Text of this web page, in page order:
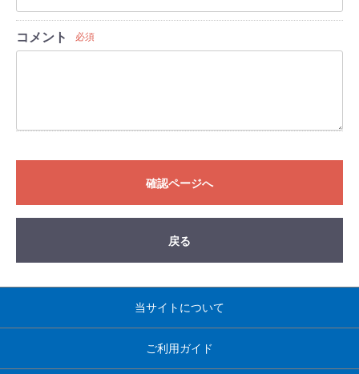
コメント 必須
確認ページへ
戻る
当サイトについて
ご利用ガイド